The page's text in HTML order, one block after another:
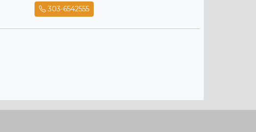
303-6542555